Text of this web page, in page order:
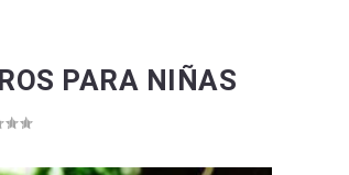
PARA NIÑAS